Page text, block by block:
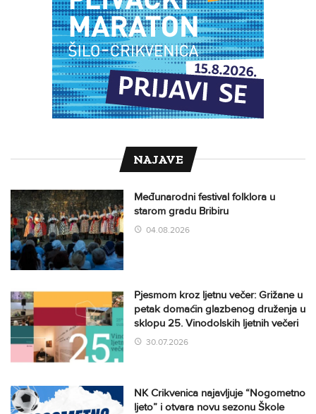
NAJAVE
Međunarodni festival folklora u
starom gradu Bribiru
04.08.2026
Pjesmom kroz ljetnu večer: Grižane u
petak domaćin glazbenog druženja u
sklopu 25. Vinodolskih ljetnih večeri
30.07.2026
NK Crikvenica najavljuje “Nogometno
ljeto” i otvara novu sezonu Škole